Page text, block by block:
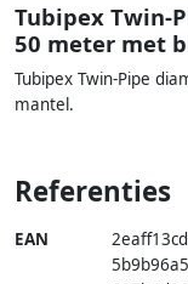
Tubipex Twin-
50 meter met
Tubipex Twin-Pipe
mantel.
Referenties
EAN